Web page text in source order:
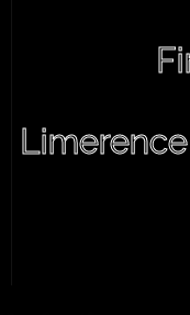
Limerence